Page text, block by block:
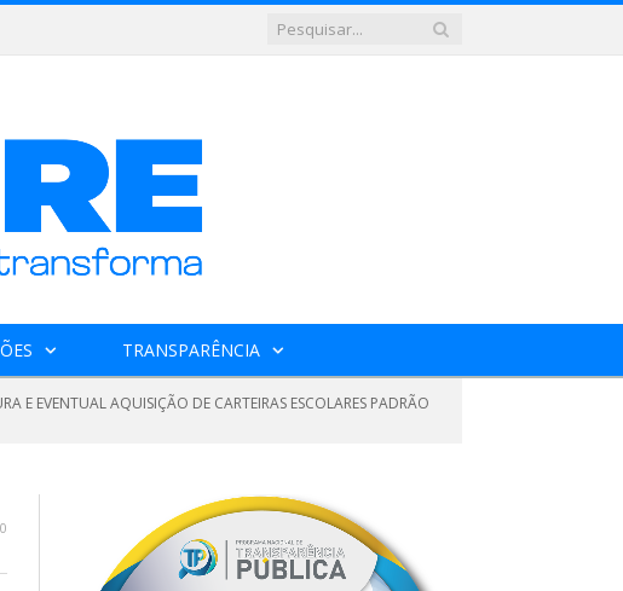
TRANSPARÊNCIA
E EVENTUAL AQUISIÇÃO DE CARTEIRAS ESCOLARES PADRÃO
0